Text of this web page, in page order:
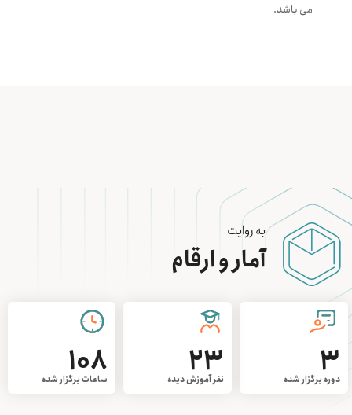
می باشد.
به روایت
آمار و ارقام
3
دوره برگزار شده 23
نفر آموزش دیده 108
ساعات برگزار شده